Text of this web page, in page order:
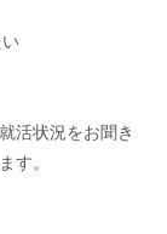
活状況をお聞き
す。